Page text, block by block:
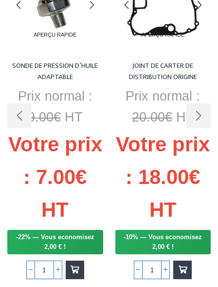
APERÇU RAPIDE
SONDE DE PRESSION D’HUILE
ADAPTABLE
Prix normal :
9.00€HT
Votre prix
: 7.00€
HT
-22% — Vous economisez
2,00 € !
quantité
APERÇU RAPIDE
JOINT DE CARTER DE
DISTRIBUTION ORIGINE
Prix normal :
20.00€HT
Votre prix
: 18.00€
HT
-10% — Vous economisez
2,00 € !
quantité